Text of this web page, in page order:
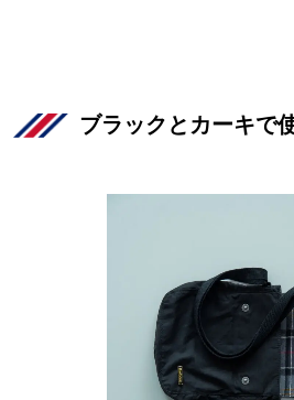
ブラックとカーキで